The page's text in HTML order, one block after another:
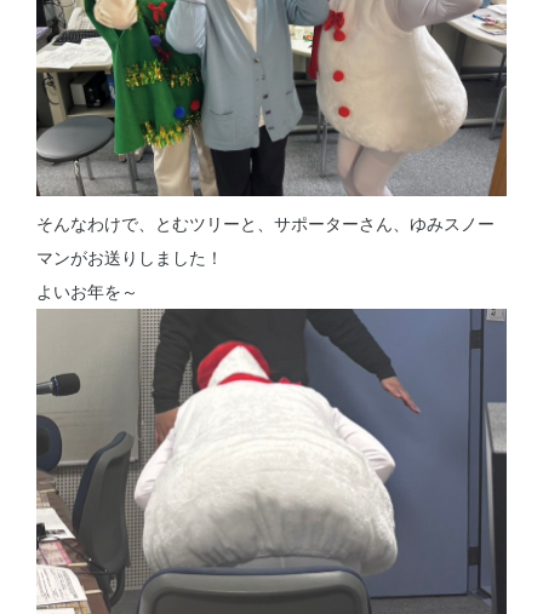
そんなわけで、とむツリーと、サポーターさん、ゆみスノー
マンがお送りしました！
よいお年を～